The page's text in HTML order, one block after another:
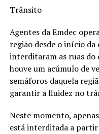
Trânsito
Agentes da Emdec
região desde o início da
interditaram as ruas
houve um acúmulo de
semáforos daquela
garantir a fluidez no
Neste momento,
está interditada a partir